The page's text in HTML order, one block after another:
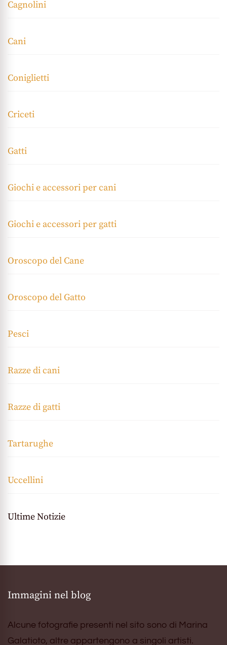
Cagnolini
Cani
Coniglietti
Criceti
Gatti
Giochi e accessori per cani
Giochi e accessori per gatti
Oroscopo del Cane
Oroscopo del Gatto
Pesci
Razze di cani
Razze di gatti
Tartarughe
Uccellini
Ultime Notizie
Immagini nel blog
Alcune fotografie presenti nel sito sono di Marina
Galatioto, altre appartengono a singoli artisti.